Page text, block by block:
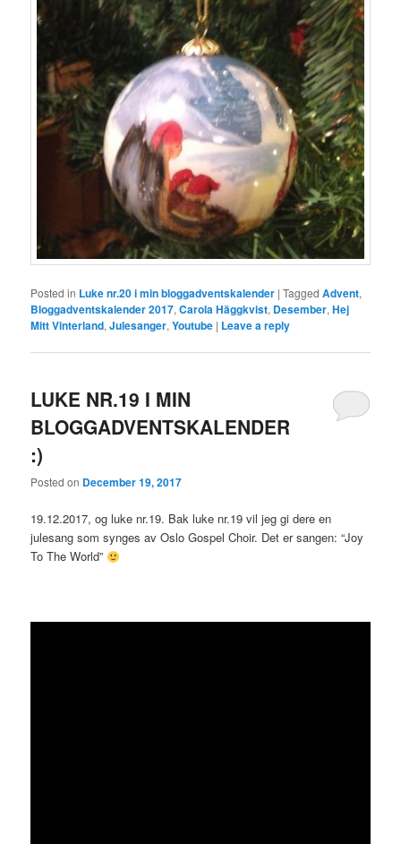
Posted in Luke nr.20 i min bloggadventskalender |Tagged Advent,
Bloggadventskalender 2017,Carola Häggkvist, Desember,Hej
Mitt Vinterland,Julesanger,Youtube | Leave a reply
LUKE NR.19 I MIN
BLOGGADVENTSKALENDER
:)
Posted on December 19, 2017
19.12.2017, og luke nr.19. Bak luke nr.19 vil jeg gi dere en
julesang som synges av Oslo Gospel Choir. Det er sangen: “Joy
To The World”